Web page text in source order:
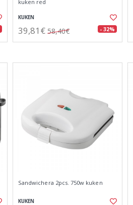
kuken red
KUKEN
39,81€ 58,40€ - 32%
Sandwichera 2pcs. 750w kuken
KUKEN